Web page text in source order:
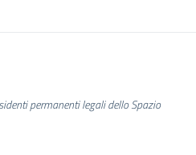
permanenti legali dello Spazio